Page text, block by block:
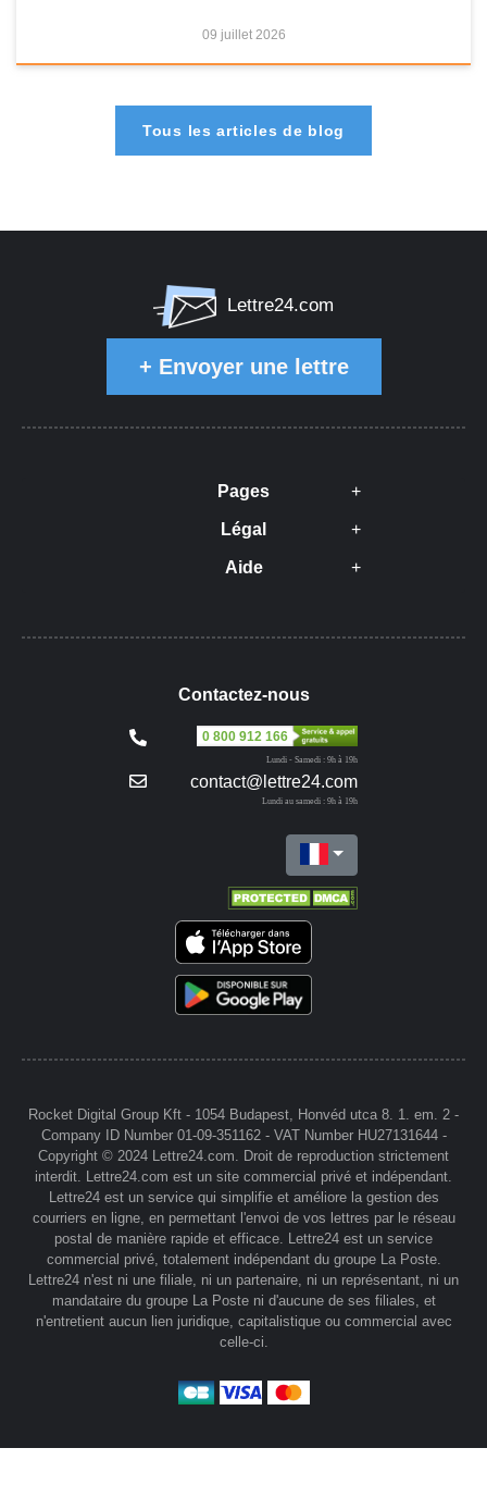
09 juillet 2026
Tous les articles de blog
Lettre24.com
+ Envoyer une lettre
Pages
Légal
Aide
Contactez-nous
0 800 912 166
Lundi - Samedi : 9h à 19h
contact@lettre24.com
Lundi au samedi : 9h à 19h
Rocket Digital Group Kft - 1054 Budapest, Honvéd utca 8. 1. em. 2 -
Company ID Number 01-09-351162 - VAT Number HU27131644 -
Copyright © 2024 Lettre24.com. Droit de reproduction strictement
interdit. Lettre24.com est un site commercial privé et indépendant.
Lettre24 est un service qui simplifie et améliore la gestion des
courriers en ligne, en permettant l'envoi de vos lettres par le réseau
postal de manière rapide et efficace. Lettre24 est un service
commercial privé, totalement indépendant du groupe La Poste.
Lettre24 n'est ni une filiale, ni un partenaire, ni un représentant, ni un
mandataire du groupe La Poste ni d'aucune de ses filiales, et
n'entretient aucun lien juridique, capitalistique ou commercial avec
celle-ci.